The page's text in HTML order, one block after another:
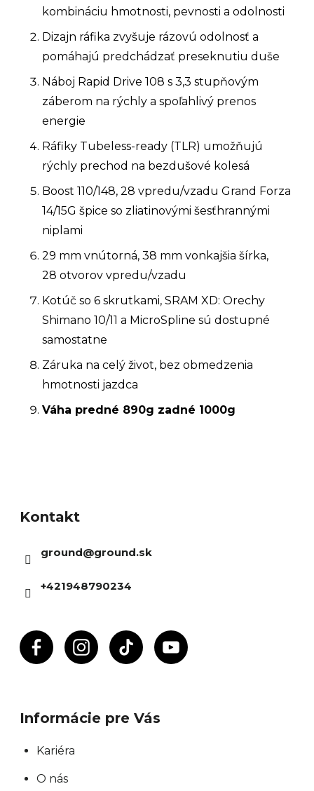
kombináciu hmotnosti, pevnosti a odolnosti
Dizajn ráfika zvyšuje rázovú odolnosť a
pomáhajú predchádzať preseknutiu duše
Náboj Rapid Drive 108 s 3,3 stupňovým
záberom na rýchly a spoľahlivý prenos
energie
Ráfiky Tubeless-ready (TLR) umožňujú
rýchly prechod na bezdušové kolesá
Boost 110/148, 28 vpredu/vzadu Grand Forza
14/15G špice so zliatinovými šesťhrannými
niplami
29 mm vnútorná, 38 mm vonkajšia šírka,
28 otvorov vpredu/vzadu
Kotúč so 6 skrutkami, SRAM XD: Orechy
Shimano 10/11 a MicroSpline sú dostupné
samostatne
Záruka na celý život, bez obmedzenia
hmotnosti jazdca
Váha predné 890g zadné 1000g
Kontakt
ground@ground.sk
+421948790234
Informácie pre Vás
Kariéra
O nás